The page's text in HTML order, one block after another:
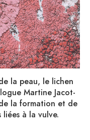
la peau, le lichen
Martine Jacot-
la formation et de
à la vulve.